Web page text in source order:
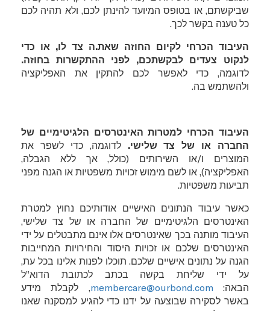
שביקשתם, או בטופס המיועד להינתן לכם, ולא תהיה לכם
כל טענה בקשר לכך.
העיבוד הכרחי לקיום החוזה שאת.ה צד לו, או כדי
לנקוט צעדים לבקשתכם, לפני ההתקשרות בחוזה.
לדוגמה, כדי לאפשר לכם להתקין את האפליקציה
ולהשתמש בה.
העיבוד הכרחי למטרות האינטרסים הלגיטימיים של
החברה או של צד שלישי. לדוגמה, כדי לשפר את
המוצרים ו/או השירותים (כולל, אך ללא הגבלה,
האפליקציה), או לשם מימוש זכויות משפטיות או הגנה מפני
תביעות משפטיות.
כאשר עיבוד הנתונים האישיים אודותיכם נחוץ למטרת
האינטרסים הלגיטימיים של החברה או של צד שלישי,
העיבוד מותנה בכך שאינטרסים אלו אינם מתבטלים על ידי
האינטרסים שלכם או זכויות היסוד והחירויות המחייבות
הגנה על נתונים אישיים שלכם. תוכלו לפנות אלינו בכל עת,
על ידי שליחת בקשה בכתב לכתובת הדוא”ל
הבאה:membercare@ourbond.com, לקבלת מידע
באשר לסקירה שבוצעה על ידנו כדי להגיע למסקנה שאנו
What would you like to
PREVENTATIVE PERSONAL
Enhance personal security and
peace of mind for tens of thousands
of your employees, customers,
residents, etc.
EXECUTIVE PROTECTION &
GUARDING
Bond Executive Protection and
Guarding Services for any institutions
you like to discuss?